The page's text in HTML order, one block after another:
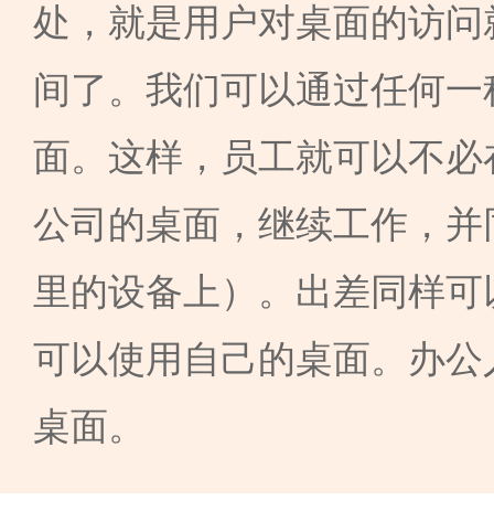
处，就是用户对桌面的访
间了。我们可以通过任何
面。这样，员工就可以不
公司的桌面，继续工作，
里的设备上）。出差同样
可以使用自己的桌面。办
桌面。